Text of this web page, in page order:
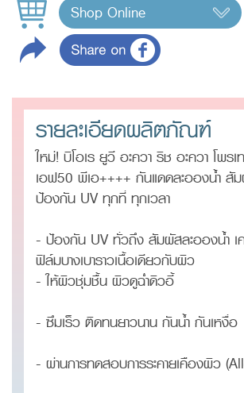
Shop Online
รายละเอียดผลิตภัณฑ์
ใหม่! บิโอเร ยูวี อะควา ริช อะควา โพร
เอฟ50 พีเอ++++ กันแดดละอองน้ำ สัม
ป้องกัน UV ทุกที่ ทุ
- ป้องกัน UV ทั่วถึง สัมผัสละอองน้ำ
ฟิล์มบางเบาราวเนื้อเดีย
- ให้ผิวชุ่มชื้น ผิวดู
- ซึมเร็ว ติดทนยาวนาน กันน้
- ผ่านการทดสอบการระคายเคืองผิว